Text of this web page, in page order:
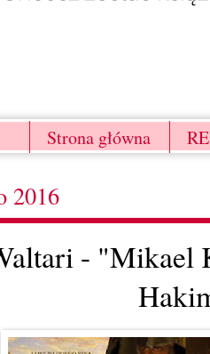
Strona główna
2016
- "Mikael